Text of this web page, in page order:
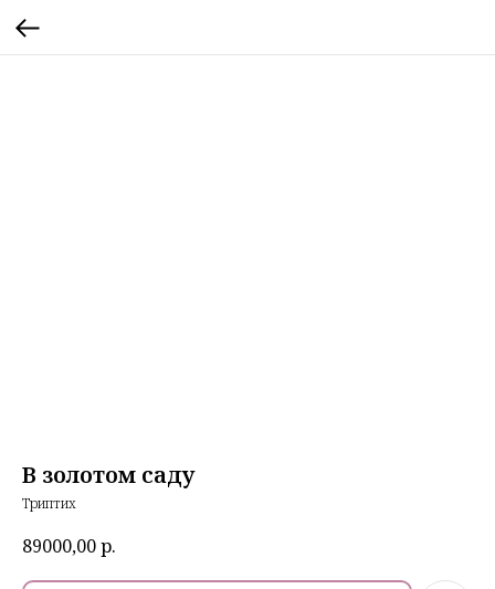
В золотом саду
Триптих
89000,00р.